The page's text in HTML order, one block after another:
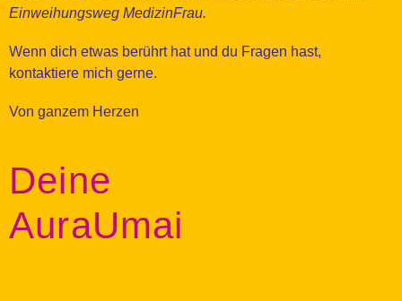
Einweihungsweg MedizinFrau.
Wenn dich etwas berührt hat und du Fragen hast,
kontaktiere mich gerne.
Von ganzem Herzen
Deine
AuraUmai